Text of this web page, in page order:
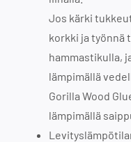
Jos kärki
korkki ja työnnä
hammastikulla,
lämpimällä
Gorilla Wood
lämpimällä